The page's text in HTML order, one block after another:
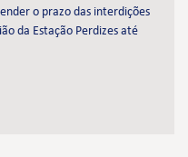
o prazo das interdições
da Estação Perdizes até